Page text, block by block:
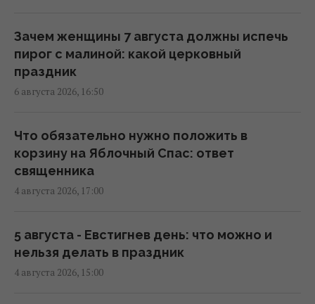
ворвутся грозы, шквалы и град, - синоптик
(карта)
09:31 четверг, 06 августа 2026
аномальной жары: где первыми
почувствуют похолодание
08:28 четверг, 06 августа 2026
разогреет аж до +39°
08:03 четверг, 06 августа 2026
Зачем женщины 7 августа должны испечь
пирог с малиной: какой церковный
праздник
6 августа 2026, 16:50
Что обязательно нужно положить в
корзину на Яблочный Спас: ответ
священника
4 августа 2026, 17:00
5 августа - Евстигнев день: что можно и
нельзя делать в праздник
4 августа 2026, 15:00